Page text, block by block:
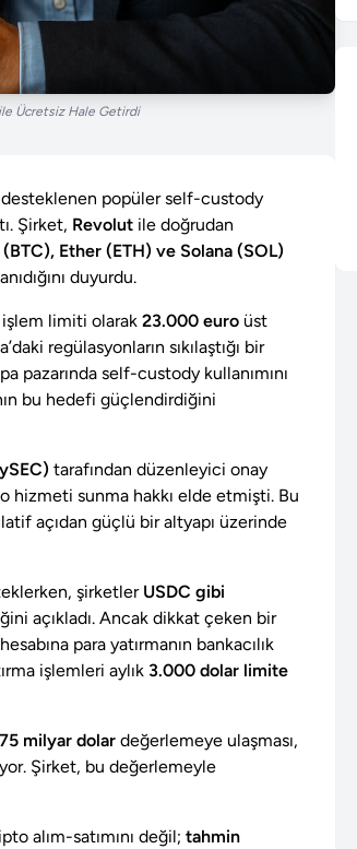
Ücretsiz Hale Getirdi
desteklenen popüler self-custody
Şirket, Revolut ile doğrudan
Ether (ETH) ve Solana (SOL)
duyurdu.
limiti olarak 23.000 euro üst
regülasyonların sıkılaştığı bir
pazarında self-custody kullanımını
bu hedefi güçlendirdiğini
tarafından düzenleyici onay
hizmeti sunma hakkı elde etmişti. Bu
açıdan güçlü bir altyapı üzerinde
şirketler USDC gibi
açıkladı. Ancak dikkat çeken bir
para yatırmanın bankacılık
işlemleri aylık 3.000 dolar limite
75 milyar dolar değerlemeye ulaşması,
Şirket, bu değerlemeyle
alım-satımını değil; tahmin